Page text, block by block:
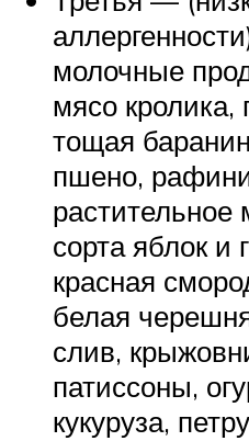
молочные
мясо кролика,
тощая
пшено,
сорта яблок и
красная
белая
слив,
патиссоны,
кукуруза,